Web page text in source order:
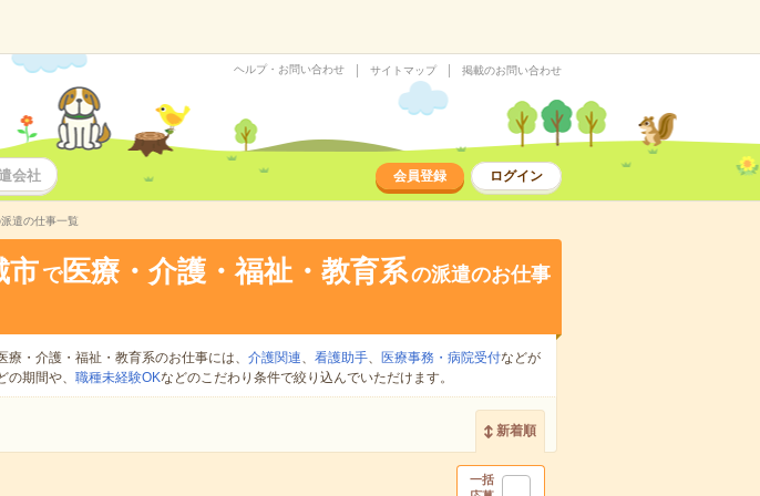
ヘルプ・お問い合わせ サイトマップ 掲載のお問い合わせ
会社 会員登録 ログイン
遣の仕事一覧
市 で医療・介護・福祉・教育系の派遣のお仕事
・介護・福祉・教育系のお仕事には、 介護関連、 看護助手、 医療事務・病院受付などが
の期間や、 職種未経験OKなどのこだわり条件で絞り込んでいただけます。
新着順
一括